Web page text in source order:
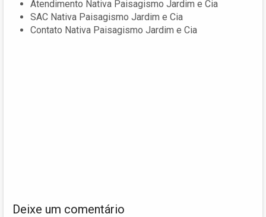
Atendimento Nativa Paisagismo Jardim e Cia
SAC Nativa Paisagismo Jardim e Cia
Contato Nativa Paisagismo Jardim e Cia
Deixe um comentário